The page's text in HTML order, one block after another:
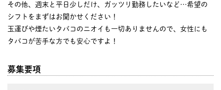
その他、週末と平日少しだけ、ガッツリ勤務したいなど…希望の
シフトをまずはお聞かせください！
玉運びや煙たいタバコのニオイも一切ありませんので、女性にも
タバコが苦手な方でも安心ですよ！
募集要項